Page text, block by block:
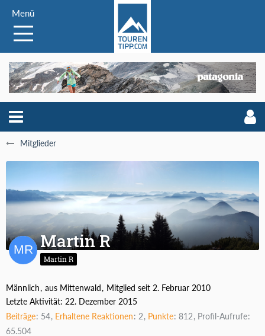
Menü
Mitglieder
Martin R
Martin R
Männlich aus Mittenwald
Mitglied seit 2. Februar 2010
Letzte Aktivität: 22. Dezember 2015
Beiträge 54 Erhaltene Reaktionen 2 Punkte 812 Profil-Aufrufe
65.504